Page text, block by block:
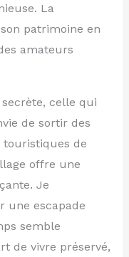
La
patrimoine en
amateurs
celle qui
de sortir des
touristiques de
offre une
Je
une escapade
semble
de vivre préservé,